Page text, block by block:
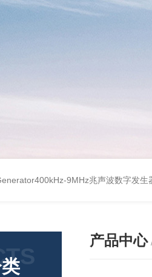
9MHz兆声波数字发生
产品中心